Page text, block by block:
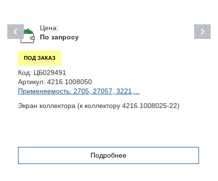
Цена:
По запросу
ПОД ЗАКАЗ
Код: ЦБ029491
Артикул: 4216.1008050
Применяемость: 2705, 27057, 3221,...
Экран коллектора (к коллектору 4216.1008025-22)
Подробнее